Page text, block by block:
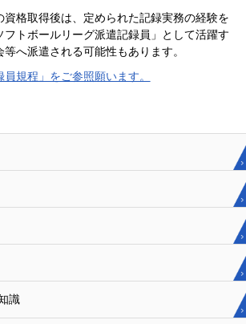
資格取得後は、定められた記録実務の経験を
フトボールリーグ派遣記録員」として活躍す
へ派遣される可能性もあります。
規程」をご参照願います。
識